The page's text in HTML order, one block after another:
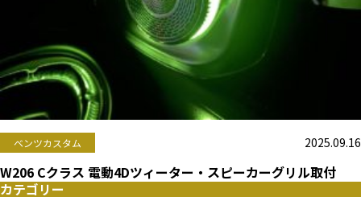
ベンツカスタム 2025.09.16
W206 Cクラス 電動4Dツィーター・スピーカーグリル取付
カテゴリー